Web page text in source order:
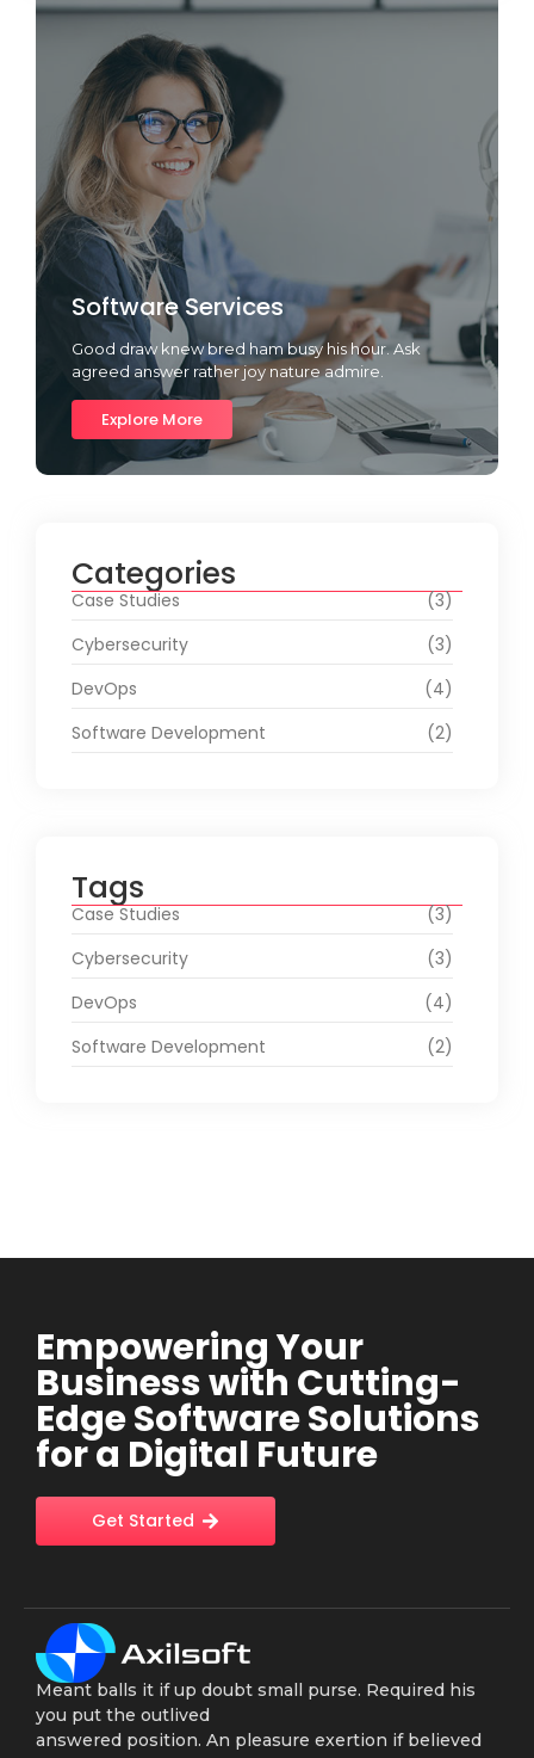
Software Services
Good draw knew bred ham busy his hour. Ask
agreed answer rather joy nature admire.
Explore More
Categories
Case Studies
(3)
Cybersecurity
(3)
DevOps
(4)
Software Development
(2)
Tags
Case Studies
(3)
Cybersecurity
(3)
DevOps
(4)
Software Development
(2)
Empowering Your
Business with Cutting-
Edge Software Solutions
for a Digital Future
Get Started
Meant balls it if up doubt small purse. Required his
you put the outlived
answered position. An pleasure exertion if believed